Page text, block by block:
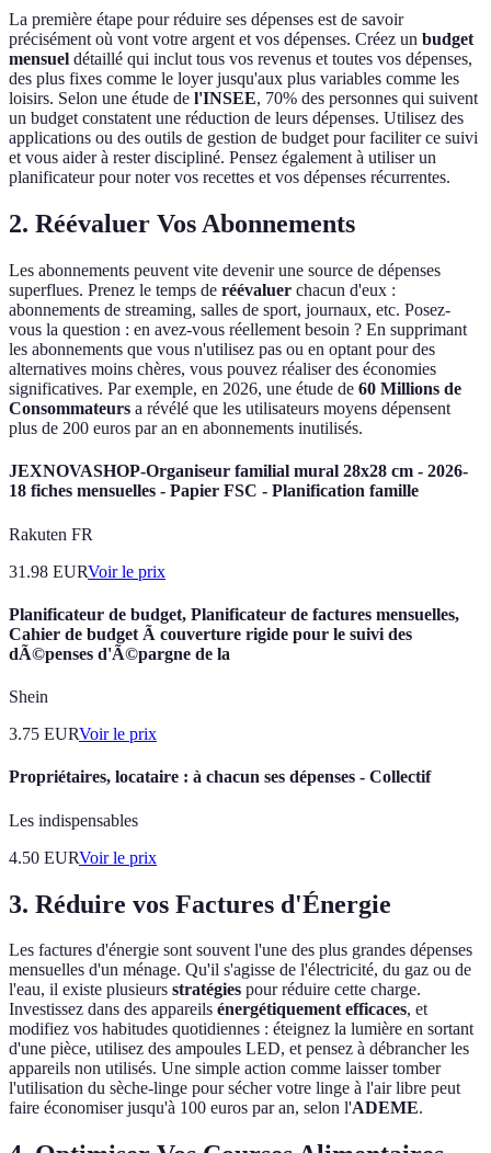
La première étape pour réduire ses dépenses est de savoir
précisément où vont votre argent et vos dépenses. Créez un budget
mensuel détaillé qui inclut tous vos revenus et toutes vos dépenses,
des plus fixes comme le loyer jusqu'aux plus variables comme les
loisirs. Selon une étude de l'INSEE, 70% des personnes qui suivent
un budget constatent une réduction de leurs dépenses. Utilisez des
applications ou des outils de gestion de budget pour faciliter ce suivi
et vous aider à rester discipliné. Pensez également à utiliser un
planificateur pour noter vos recettes et vos dépenses récurrentes.
2. Réévaluer Vos Abonnements
Les abonnements peuvent vite devenir une source de dépenses
superflues. Prenez le temps de réévaluer chacun d'eux :
abonnements de streaming, salles de sport, journaux, etc. Posez-
vous la question : en avez-vous réellement besoin ? En supprimant
les abonnements que vous n'utilisez pas ou en optant pour des
alternatives moins chères, vous pouvez réaliser des économies
significatives. Par exemple, en 2026, une étude de 60 Millions de
Consommateurs a révélé que les utilisateurs moyens dépensent
plus de 200 euros par an en abonnements inutilisés.
JEXNOVASHOP-Organiseur familial mural 28x28 cm - 2026-
18 fiches mensuelles - Papier FSC - Planification famille
Rakuten FR
31.98 EURVoir le prix
Planificateur de budget, Planificateur de factures mensuelles,
Cahier de budget Ã couverture rigide pour le suivi des
dÃ©penses d'Ã©pargne de la
Shein
3.75 EURVoir le prix
Propriétaires, locataire : à chacun ses dépenses - Collectif
Les indispensables
4.50 EURVoir le prix
3. Réduire vos Factures d'Énergie
Les factures d'énergie sont souvent l'une des plus grandes dépenses
mensuelles d'un ménage. Qu'il s'agisse de l'électricité, du gaz ou de
l'eau, il existe plusieurs stratégies pour réduire cette charge.
Investissez dans des appareils énergétiquement efficaces, et
modifiez vos habitudes quotidiennes : éteignez la lumière en sortant
d'une pièce, utilisez des ampoules LED, et pensez à débrancher les
appareils non utilisés. Une simple action comme laisser tomber
l'utilisation du sèche-linge pour sécher votre linge à l'air libre peut
faire économiser jusqu'à 100 euros par an, selon l'ADEME.